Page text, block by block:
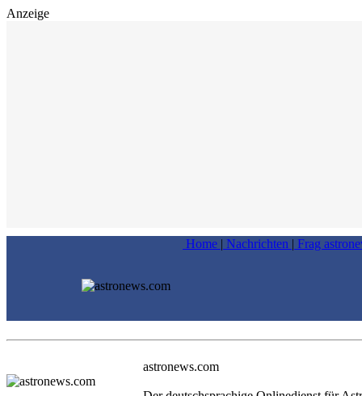
Anzeige
Home | Nachrichten | Frag
astronews.com